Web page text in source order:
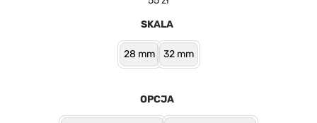
SKALA
28 mm 32 mm
OPCJA